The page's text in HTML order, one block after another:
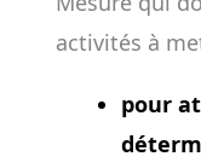
activités à
pour